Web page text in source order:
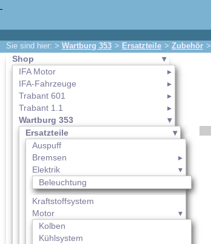
Sie sind hier: > Wartburg 353 > Ersatzteile > Zubehör >
Shop
IFA Motor
IFA-Fahrzeuge
Trabant 601
Trabant 1.1
Wartburg 353
Ersatzteile
Auspuff
Bremsen
Elektrik
Beleuchtung
Kraftstoffsystem
Motor
Kolben
Kühlsystem